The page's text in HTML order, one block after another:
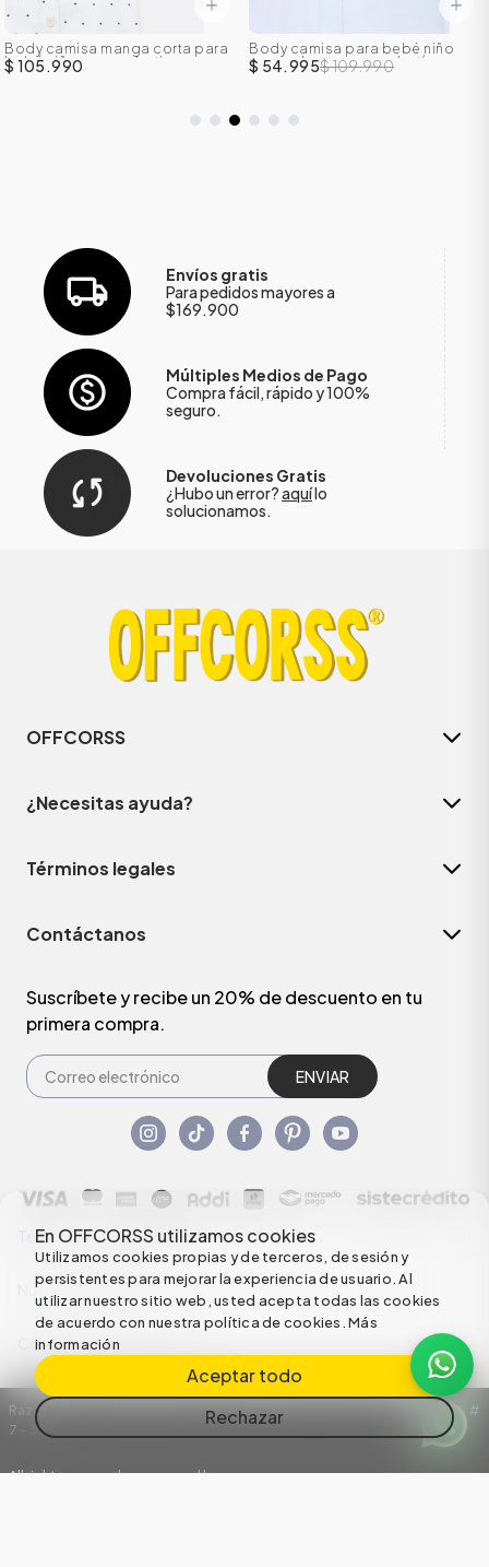
En OFFCORSS utilizamos cookies
Utilizamos cookies propias y de terceros, de sesión y
persistentes para mejorar la experiencia de usuario. Al
utilizar nuestro sitio web, usted acepta todas las cookies
de acuerdo con nuestra política de cookies.Más
información
Aceptar todo
Rechazar
Body camisa manga corta para
bebé niño con corbatin
$ 105.990
Body camisa para bebé niño
manga larga con corbatín
$ 54.995$ 109.990
Envíos gratis
Para pedidos mayores a
$169.900
Múltiples Medios de Pago
Compra fácil, rápido y 100%
seguro.
Devoluciones Gratis
¿Hubo un error?aquílo
solucionamos.
OFFCORSS
¿Necesitas ayuda?
Términos legales
Contáctanos
Suscríbete y recibe un 20% de descuento en tu
primera compra.
ENVIAR
Términos y condiciones
Nuestras Políticas
Configuración de Cookies
Razón Social: C.I HERMECO S.A. NIT: 890924167-6 Dirección: Carrera 50 #
7 – 35
All rights reserved empowered by